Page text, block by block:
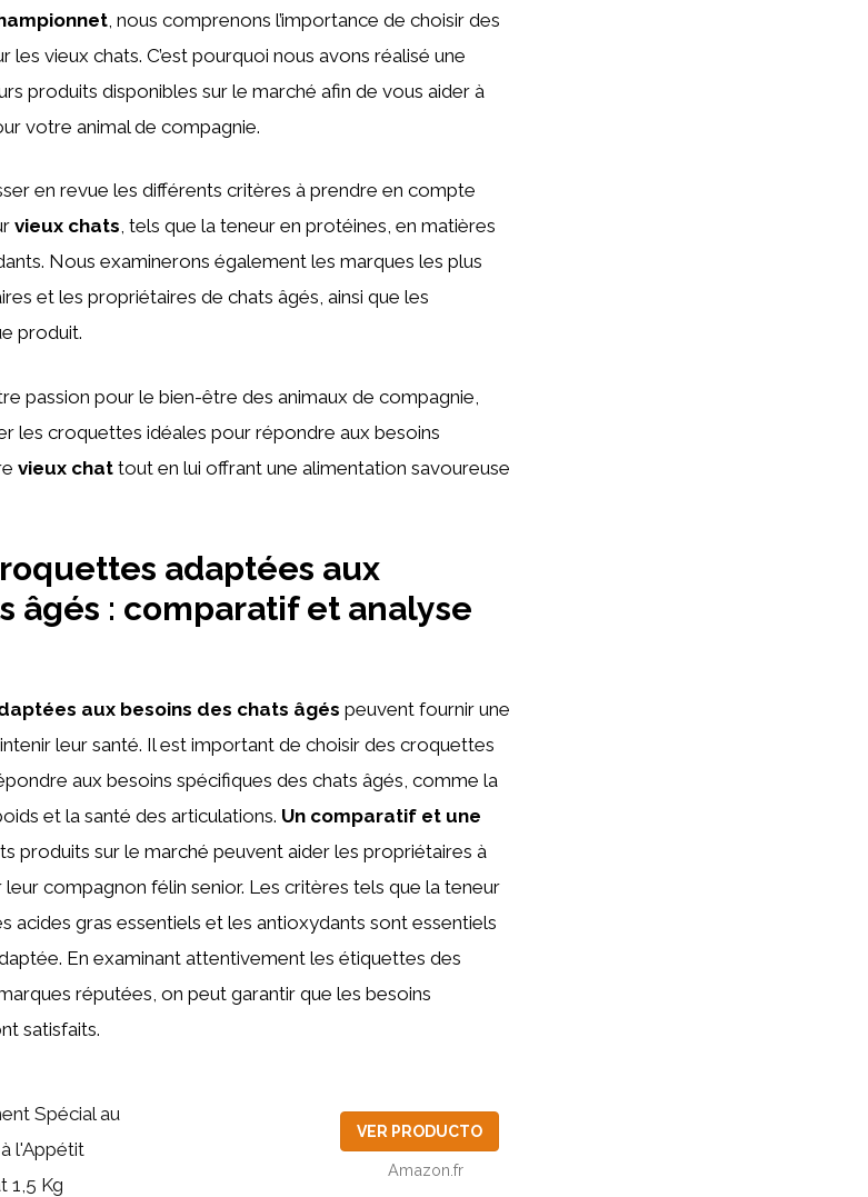
, nous comprenons l’importance de choisir des
vieux chats. C’est pourquoi nous avons réalisé une
produits disponibles sur le marché afin de vous aider à
votre animal de compagnie.
en revue les différents critères à prendre en compte
vieux chats, tels que la teneur en protéines, en matières
Nous examinerons également les marques les plus
et les propriétaires de chats âgés, ainsi que les
produit.
passion pour le bien-être des animaux de compagnie,
les croquettes idéales pour répondre aux besoins
vieux chat tout en lui offrant une alimentation savoureuse
adaptées aux
âgés : comparatif et analyse
aux besoins des chats âgés peuvent fournir une
leur santé. Il est important de choisir des croquettes
aux besoins spécifiques des chats âgés, comme la
et la santé des articulations. Un comparatif et une
produits sur le marché peuvent aider les propriétaires à
compagnon félin senior. Les critères tels que la teneur
acides gras essentiels et les antioxydants sont essentiels
En examinant attentivement les étiquettes des
réputées, on peut garantir que les besoins
satisfaits.
Spécial au
l'Appétit
1,5 Kg
VER PRODUCTO
Amazon.fr